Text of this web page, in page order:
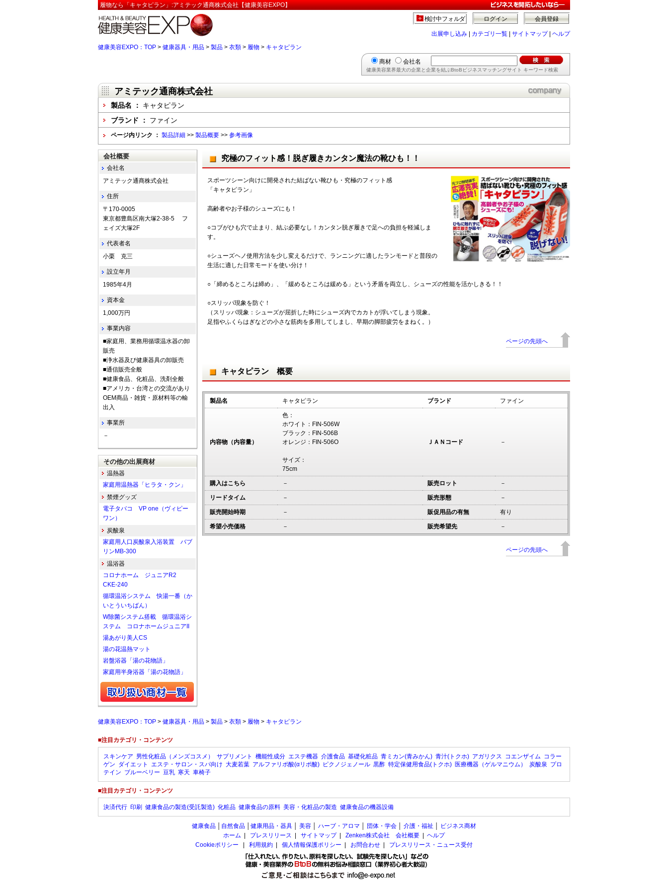
履物なら「キャタピラン」:アミテック通商株式会社【健康美容EXPO】
会員登録
ログイン
検討中フォルダ
出展申し込み カテゴリ一覧 サイトマップ| ヘルプ
健康美容EXPO：TOP > 健康器具・用品 > 製品 > 衣類 > 履物 > キャタピラン
商材 会社名
健康美容業界最大の企業と企業を結ぶBtoBビジネスマッチングサイト キーワード検索
アミテック通商株式会社
製品名 ： キャタピラン
ブランド ： ファイン
ページ内リンク ： 製品詳細 >> 製品概要 >> 参考画像
究極のフィット感！脱ぎ履きカンタン魔法の靴ひも！！
スポーツシーン向けに開発された結ばない靴ひも・究極のフィット感
「キャタピラン」
高齢者やお子様のシューズにも！
○コブがひも穴で止まり、結ぶ必要なし！カンタン脱ぎ履きで足への負担を軽減しま
す。
○シューズヘノ使用方法を少し変えるだけで、ランニングに適したランモードと普段の
生活に適した日常モードを使い分け！
○「締めるところは締め」、「緩めるところは緩める」という矛盾を両立し、シューズの性能を活かしきる！！
○スリッパ現象を防ぐ！
（スリッパ現象：シューズが屈折した時にシューズ内でカカトが浮いてしまう現象。
足指やふくらはぎなどの小さな筋肉を多用してしまし、早期の脚部疲労をまねく。）
ページの先頭へ
キャタピラン 概要
製品名 キャタピラン ブランド ファイン
内容物（内容量）
色：
ホワイト：FIN-506W
ブラック：FIN-506B
オレンジ：FIN-506O
サイズ：
75cm
ＪＡＮコード －
購入はこちら － 販売ロット －
リードタイム － 販売形態 －
販売開始時期 － 販促用品の有無 有り
希望小売価格 － 販売希望先 －
ページの先頭へ
会社概要
会社名
アミテック通商株式会社
住所
〒170-0005
東京都豊島区南大塚2-38-5 フ
ェイズ大塚2F
代表者名
小栗 克三
設立年月
1985年4月
資本金
1,000万円
事業内容
■家庭用、業務用循環温水器の卸
販売
■浄水器及び健康器具の卸販売
■通信販売全般
■健康食品、化粧品、洗剤全般
■アメリカ・台湾との交流があり
OEM商品・雑貨・原材料等の輸
出入
事業所
－
その他の出展商材
温熱器
家庭用温熱器「ヒラタ・クン」
禁煙グッズ
電子タバコ VP one（ヴィピー
ワン）
炭酸泉
家庭用人口炭酸泉入浴装置 バブ
リンMB-300
温浴器
コロナホーム ジュニアR2
CKE-240
循環温浴システム 快湯一番（か
いとういちばん）
W除菌システム搭載 循環温浴シ
ステム コロナホームジュニアII
湯あがり美人CS
湯の花温熱マット
岩盤浴器「湯の花物語」
家庭用半身浴器「湯の花物語」
健康美容EXPO：TOP > 健康器具・用品 > 製品 > 衣類 > 履物 > キャタピラン
■注目カテゴリ・コンテンツ
スキンケア 男性化粧品（メンズコスメ） サプリメント 機能性成分 エステ機器 介護食品 基礎化粧品 青ミカン(青みかん) 青汁(トクホ) アガリクス コエンザイム コラー
ゲン ダイエット エステ・サロン・スパ向け 大麦若葉 アルファリポ酸(αリポ酸) ピクノジェノール 黒酢 特定保健用食品(トクホ) 医療機器（ゲルマニウム） 炭酸泉 プロ
テイン ブルーベリー 豆乳 寒天 車椅子
■注目カテゴリ・コンテンツ
決済代行 印刷 健康食品の製造(受託製造) 化粧品 健康食品の原料 美容・化粧品の製造 健康食品の機器設備
健康食品 自然食品 健康用品・器具 美容 ハーブ・アロマ 団体・学会 介護・福祉
ビジネス商材
ホーム
プレスリリース サイトマップ| Zenken株式会社 会社概要
ヘルプ
Cookieポリシー
利用規約 個人情報保護ポリシー お問合わせ プレスリリース・ニュース受付